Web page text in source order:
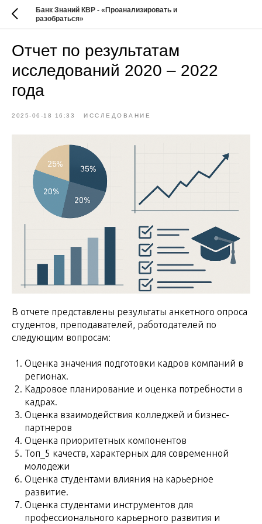
Банк Знаний КВР - «Проанализировать и
разобраться»
Отчет по результатам
исследований 2020 – 2022
года
2025-06-18 16:33 ИССЛЕДОВАНИЕ
В отчете представлены результаты анкетного опроса
студентов, преподавателей, работодателей по
следующим вопросам:
Оценка значения подготовки кадров компаний в
регионах.
Кадровое планирование и оценка потребности в
кадрах.
Оценка взаимодействия колледжей и бизнес-
партнеров
Оценка приоритетных компонентов
Топ_5 качеств, характерных для современной
молодежи
Оценка студентами влияния на карьерное
развитие.
Оценка студентами инструментов для
профессионального карьерного развития и